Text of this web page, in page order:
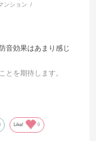
ンション
音効果はあまり感じ
とを期待します。
方が見た目がよくな
Like! 0